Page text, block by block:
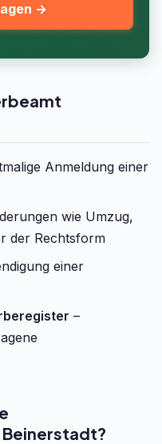
→
Anmeldung einer
wie Umzug,
der Rechtsform
einer
–